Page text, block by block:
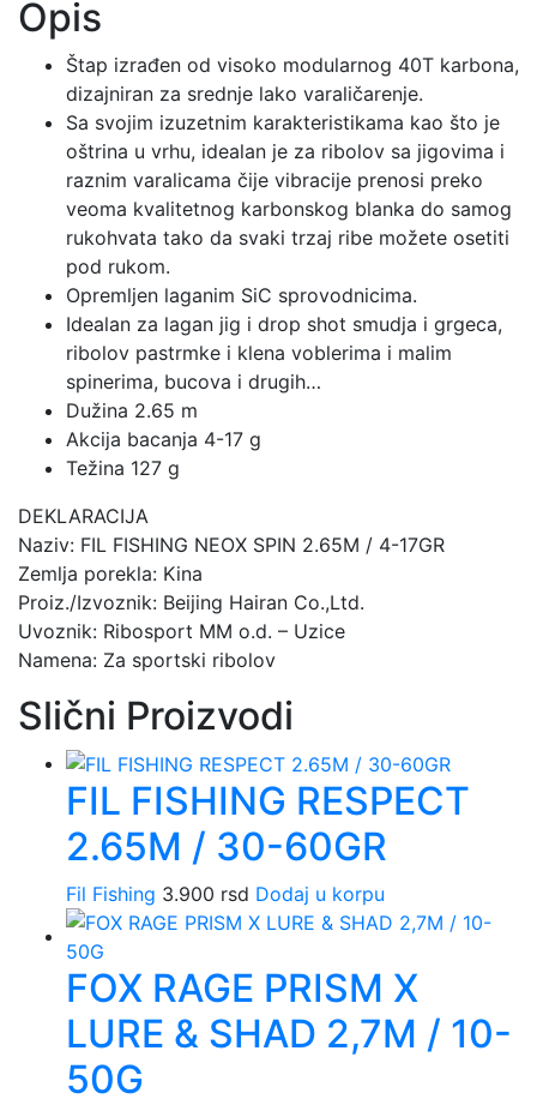
Opis
Štap izrađen od visoko modularnog 40T karbona,
dizajniran za srednje lako varaličarenje.
Sa svojim izuzetnim karakteristikama kao što je
oštrina u vrhu, idealan je za ribolov sa jigovima i
raznim varalicama čije vibracije prenosi preko
veoma kvalitetnog karbonskog blanka do samog
rukohvata tako da svaki trzaj ribe možete osetiti
pod rukom.
Opremljen laganim SiC sprovodnicima.
Idealan za lagan jig i drop shot smudja i grgeca,
ribolov pastrmke i klena voblerima i malim
spinerima, bucova i drugih…
Dužina 2.65 m
Akcija bacanja 4-17 g
Težina 127 g
DEKLARACIJA
Naziv: FIL FISHING NEOX SPIN 2.65M / 4-17GR
Zemlja porekla: Kina
Proiz./Izvoznik: Beijing Hairan Co.,Ltd.
Uvoznik: Ribosport MM o.d. – Uzice
Namena: Za sportski ribolov
Slični Proizvodi
FIL FISHING RESPECT
2.65M / 30-60GR
Fil Fishing 3.900 rsd Dodaj u korpu
FOX RAGE PRISM X
LURE & SHAD 2,7M / 10-
50G